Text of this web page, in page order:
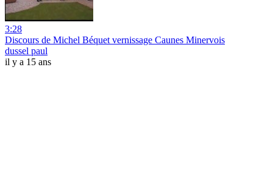
3:28
Discours de Michel Béquet vernissage Caunes Minervois
dussel paul
il y a 15 ans